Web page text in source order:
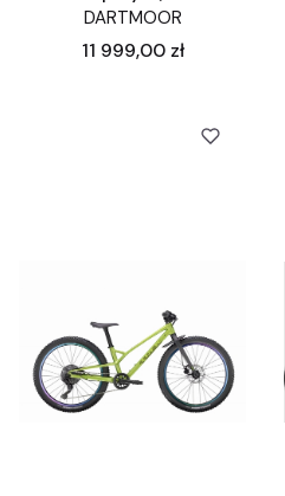
DARTMOOR
Cena
11 999,00 zł